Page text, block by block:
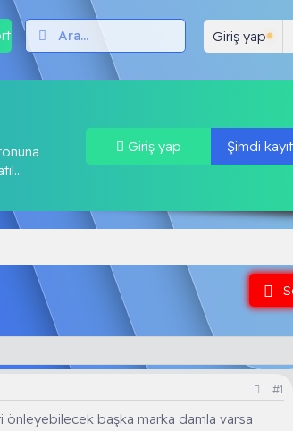
Test Çöz Neler yeniGiriş yap
Giriş yap Şimdi
#1
önleyebilecek başka marka damla varsa